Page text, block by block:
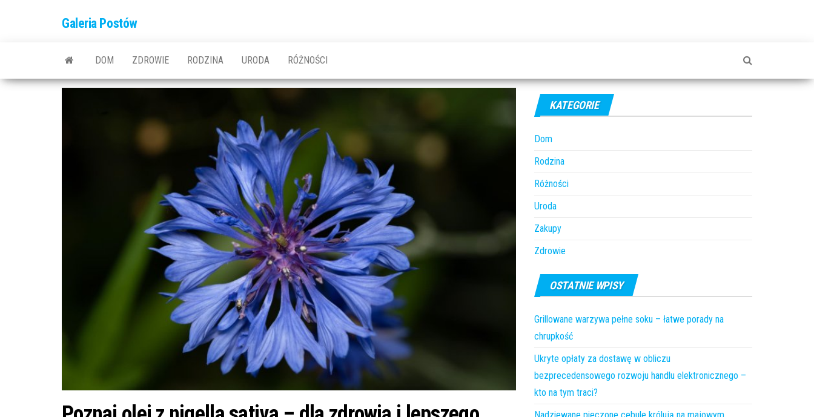
Galeria Postów
DOM ZDROWIE RODZINA URODA RÓŻNOŚCI
KATEGORIE
Dom
Rodzina
Różności
Uroda
Zakupy
Zdrowie
OSTATNIE WPISY
Grillowane warzywa pełne soku – łatwe porady na
chrupkość
Ukryte opłaty za dostawę w obliczu
bezprecedensowego rozwoju handlu elektronicznego –
kto na tym traci?